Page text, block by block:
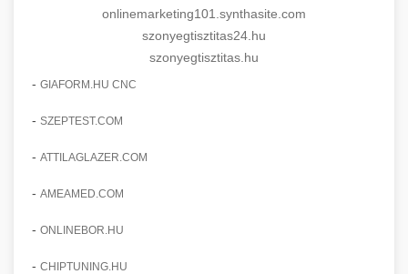
onlinemarketing101.synthasite.com
szonyegtisztitas24.hu
szonyegtisztitas.hu
- GIAFORM.HU CNC
- SZEPTEST.COM
- ATTILAGLAZER.COM
- AMEAMED.COM
- ONLINEBOR.HU
- CHIPTUNING.HU